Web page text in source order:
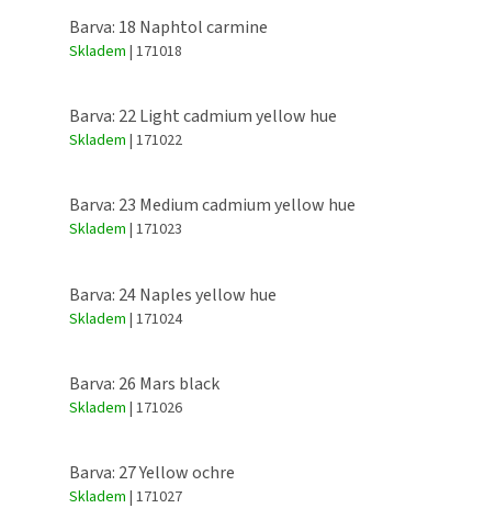
Barva: 18 Naphtol carmine
Skladem | 171018
Barva: 22 Light cadmium yellow hue
Skladem | 171022
Barva: 23 Medium cadmium yellow hue
Skladem | 171023
Barva: 24 Naples yellow hue
Skladem | 171024
Barva: 26 Mars black
Skladem | 171026
Barva: 27 Yellow ochre
Skladem | 171027